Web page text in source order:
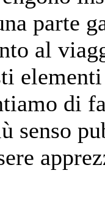
parte
al
di
senso